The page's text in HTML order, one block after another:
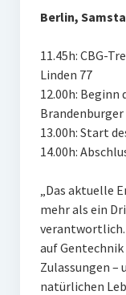
Störfälle
Berlin,
11.45h: CBG-
Linden 77
12.00h: Beginn
13.00h: Start
14.00h:
„Das aktuelle
mehr als ein
auf
Zulassungen –
natürlichen